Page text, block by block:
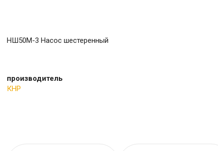
НШ50М-3 Насос шестеренный
производитель
КНР